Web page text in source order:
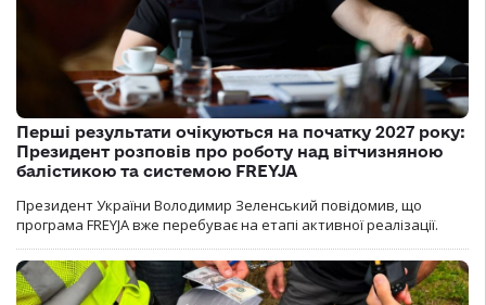
Перші результати очікуються на початку 2027 року:
Президент розповів про роботу над вітчизняною
балістикою та системою FREYJA
Президент України Володимир Зеленський повідомив, що
програма FREYJA вже перебуває на етапі активної реалізації.